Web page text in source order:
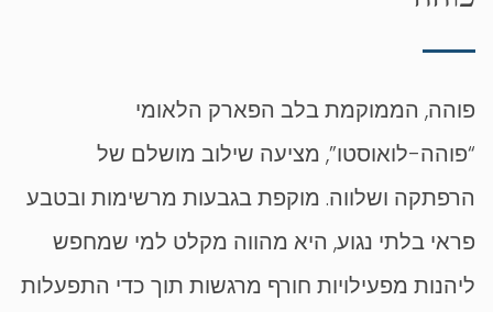
פוהה, הממוקמת בלב הפארק הלאומי
“פוהה-לואוסטו”, מציעה שילוב מושלם של
הרפתקה ושלווה. מוקפת בגבעות מרשימות ובטבע
פראי בלתי נגוע, היא מהווה מקלט למי שמחפש
ליהנות מפעילויות חורף מרגשות תוך כדי התפעלות